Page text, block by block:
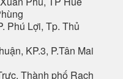
Phú Lợi, Tp. Thủ
KP.3, P.Tân Mai
Thành phố Rạch